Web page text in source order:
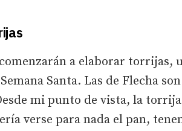
a elaborar torrijas,
Santa. Las de Flecha
mi punto de vista, la
verse para nada el pan,